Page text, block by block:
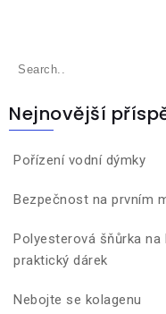
Nejnovější
Pořízení vodní dýmky
Bezpečnost na prvním
Polyesterová šňůrka
praktický dárek
Nebojte se kolagenu